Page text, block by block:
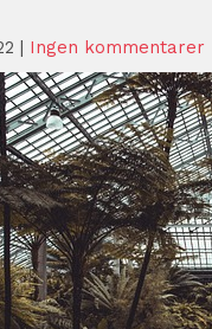
| Ingen kommentarer